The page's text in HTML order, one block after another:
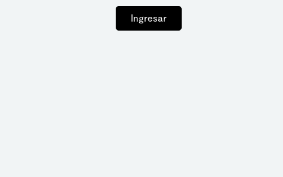
Ingresar